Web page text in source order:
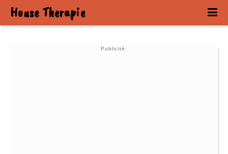
House Therapie
Publicité: